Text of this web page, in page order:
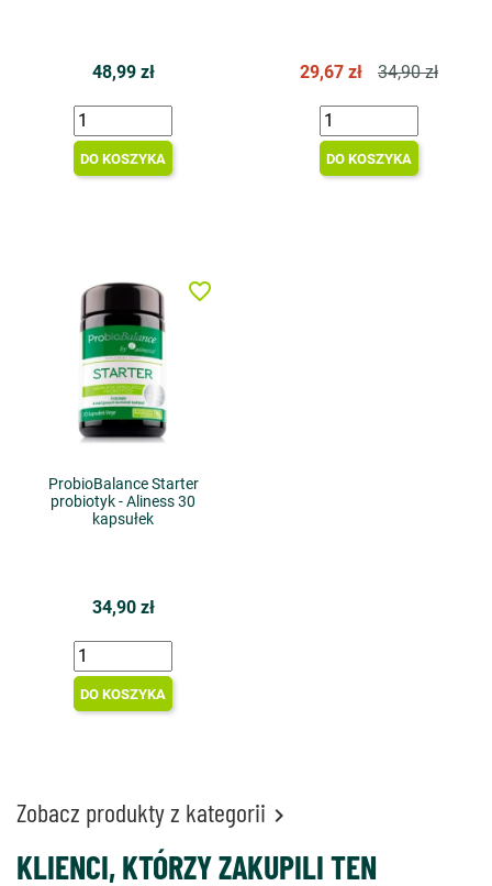
48,99 zł
DO KOSZYKA
29,67 zł 34,90 zł
DO KOSZYKA
ProbioBalance Starter
probiotyk - Aliness 30
kapsułek
34,90 zł
DO KOSZYKA
favorite_border
Zobacz produkty z kategorii 
KLIENCI, KTÓRZY ZAKUPILI TEN